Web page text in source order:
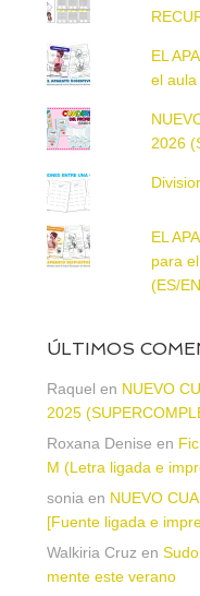
EL
el aula
2026
EL
para
(ES/
ÚLTIMOS
Raquel en NUEVO
2025
Roxana Denise en
M (Letra ligada e
sonia en NUEVO
[Fuente ligada e
Walkiria Cruz en
mente este verano